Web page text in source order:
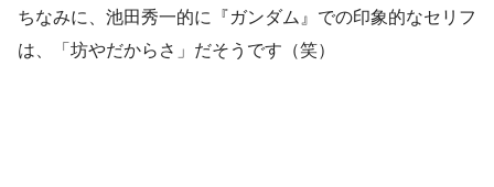
ちなみに、池田秀一的に『ガンダム』での印象的なセリフ
は、
「坊やだからさ」 だそうです（笑）